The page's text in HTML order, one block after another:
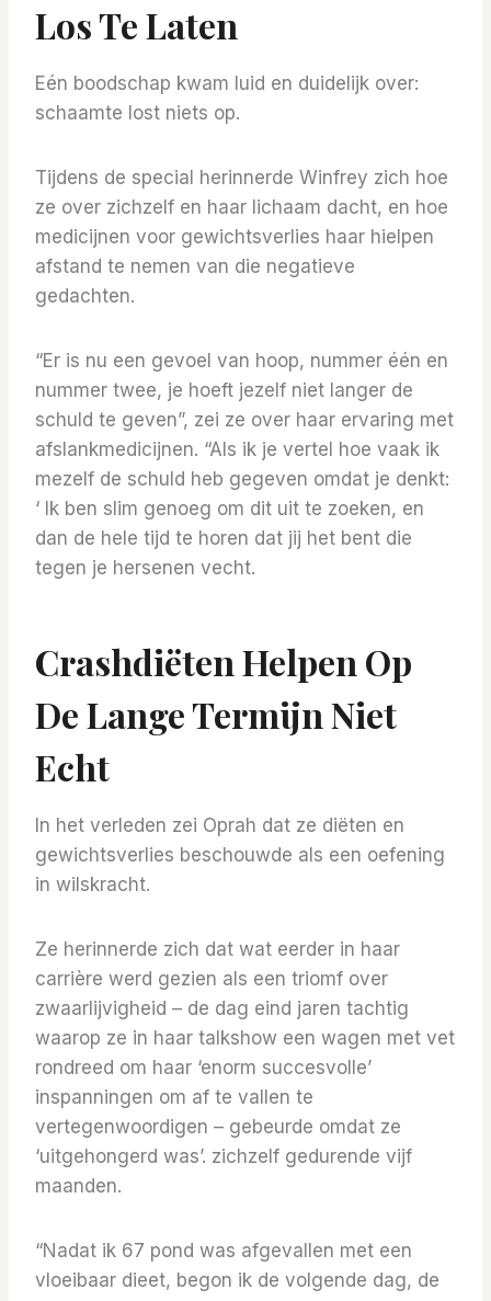
Los Te Laten
Eén boodschap kwam luid en duidelijk over:
schaamte lost niets op.
Tijdens de special herinnerde Winfrey zich hoe
ze over zichzelf en haar lichaam dacht, en hoe
medicijnen voor gewichtsverlies haar hielpen
afstand te nemen van die negatieve
gedachten.
“Er is nu een gevoel van hoop, nummer één en
nummer twee, je hoeft jezelf niet langer de
schuld te geven”, zei ze over haar ervaring met
afslankmedicijnen. “Als ik je vertel hoe vaak ik
mezelf de schuld heb gegeven omdat je denkt:
‘ Ik ben slim genoeg om dit uit te zoeken, en
dan de hele tijd te horen dat jij het bent die
tegen je hersenen vecht.
Crashdiëten Helpen Op
De Lange Termijn Niet
Echt
In het verleden zei Oprah dat ze diëten en
gewichtsverlies beschouwde als een oefening
in wilskracht.
Ze herinnerde zich dat wat eerder in haar
carrière werd gezien als een triomf over
zwaarlijvigheid – de dag eind jaren tachtig
waarop ze in haar talkshow een wagen met vet
rondreed om haar ‘enorm succesvolle’
inspanningen om af te vallen te
vertegenwoordigen – gebeurde omdat ze
‘uitgehongerd was’. zichzelf gedurende vijf
maanden.
“Nadat ik 67 pond was afgevallen met een
vloeibaar dieet, begon ik de volgende dag, de